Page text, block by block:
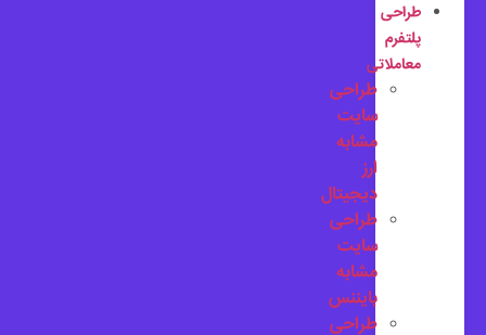
طراحی
پلتفرم
معاملاتی
طراحی
سایت
مشابه
ارز
دیجیتال
طراحی
سایت
مشابه
بایننس
طراحی